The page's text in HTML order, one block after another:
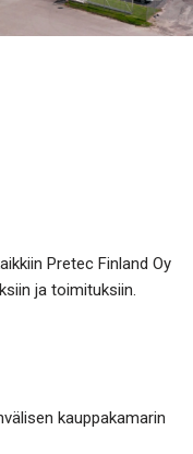
Pretec Finland Oy
ja toimituksiin.
kauppakamarin